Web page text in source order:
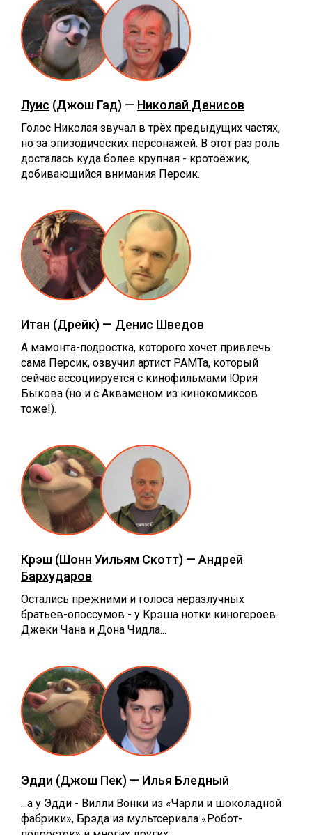
Луис (Джош Гад) — Николай Денисов
Голос Николая звучал в трёх предыдущих частях,
но за эпизодических персонажей. В этот раз роль
досталась куда более крупная - кротоёжик,
добивающийся внимания Персик.
Итан (Дрейк) — Денис Шведов
А мамонта-подростка, которого хочет привлечь
сама Персик, озвучил артист РАМТа, который
сейчас ассоциируется с кинофильмами Юрия
Быкова (но и с Акваменом из кинокомиксов
тоже!).
Крэш (Шонн Уильям Скотт) — Андрей
Бархударов
Остались прежними и голоса неразлучных
братьев-опоссумов - у Крэша нотки киногероев
Джеки Чана и Дона Чидла...
Эдди (Джош Пек) — Илья Бледный
...а у Эдди - Вилли Вонки из «Чарли и шоколадной
фабрики», Брэда из мультсериала «Робот-